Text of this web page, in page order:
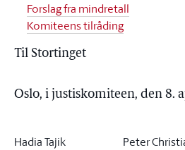
Forslag fra mindretall
Komiteens tilråding
Til Stortinget
Oslo, i justiskomiteen, den 8.
Hadia Tajik Peter